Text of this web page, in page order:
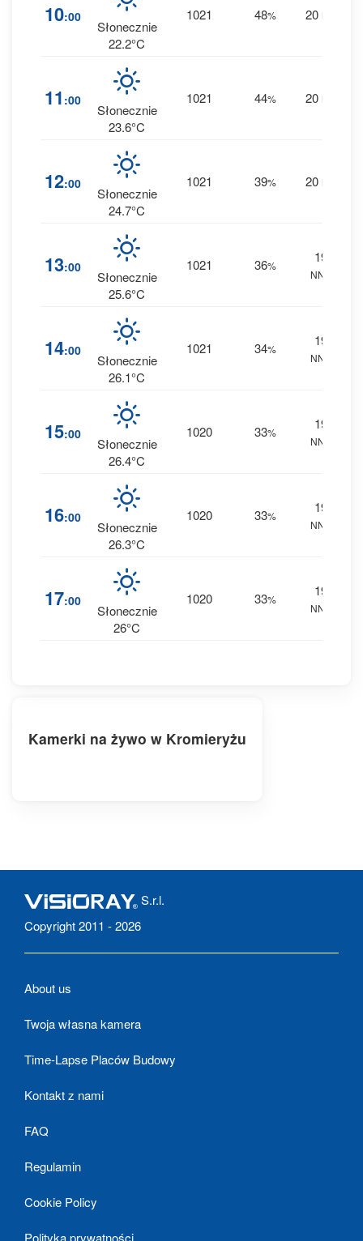
10:00
Słonecznie
22.2°C
1021 48% 20
11 :00
Słonecznie
23.6°C
1021 44% 20
12:00
Słonecznie
24.7°C
1021 39% 20
13:00
Słonecznie
25.6°C
1021 36%
19
NNE
14:00
Słonecznie
26.1°C
1021 34%
19
NNE
15:00
Słonecznie
26.4°C
1020 33%
19
NNE
16:00
Słonecznie
26.3°C
1020 33%
19
NNE
17:00
Słonecznie
26°C
1020 33%
19
NNE
Kamerki na żywo w Kromieryżu
S.r.l.
Copyright 2011 - 2026
About us
Twoja własna kamera
Time-Lapse Placów Budowy
Kontakt z nami
FAQ
Regulamin
Cookie Policy
Polityka prywatności